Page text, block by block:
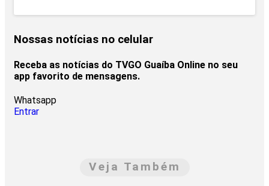
Nossas notícias no celular
Receba as notícias do TVGO Guaíba Online no seu
app favorito de mensagens.
Whatsapp
Entrar
Veja Também